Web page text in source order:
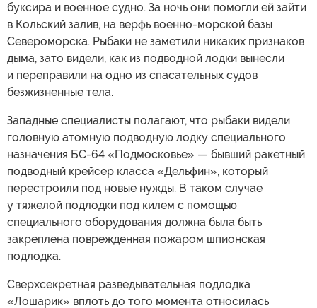
буксира и военное судно. За ночь они помогли ей зайти
в Кольский залив, на верфь военно-морской базы
Североморска. Рыбаки не заметили никаких признаков
дыма, зато видели, как из подводной лодки вынесли
и переправили на одно из спасательных судов
безжизненные тела.
Западные специалисты полагают, что рыбаки видели
головную атомную подводную лодку специального
назначения БС-64 «Подмосковье» — бывший ракетный
подводный крейсер класса «Дельфин», который
перестроили под новые нужды. В таком случае
у тяжелой подлодки под килем с помощью
специального оборудования должна была быть
закреплена поврежденная пожаром шпионская
подлодка.
Сверхсекретная разведывательная подлодка
«Лошарик» вплоть до того момента относилась